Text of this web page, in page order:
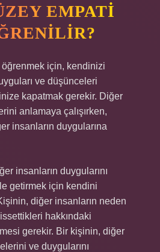
EMPATI
öğrenmek için, kendinizi
ve düşünceleri
kapatmak gerekir. Diğer
anlamaya çalışırken,
insanların duygularına
insanların duygularını
getirmek için kendini
diğer insanların neden
hakkındaki
gerekir. Bir kişinin, diğer
ve duygularını